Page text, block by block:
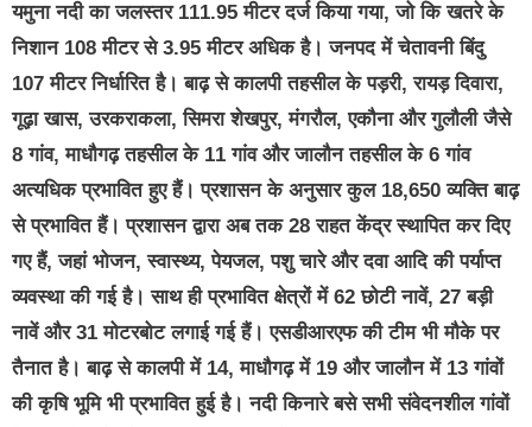
यमुना नदी का जलस्तर 111.95 मीटर दर्ज किया गया, जो कि खतरे के
निशान 108 मीटर से 3.95 मीटर अधिक है। जनपद में चेतावनी बिंदु
107 मीटर निर्धारित है। बाढ़ से कालपी तहसील के पड़री, रायड़ दिवारा,
गूढ़ा खास, उरकराकला, सिमरा शेखपुर, मंगरौल, एकौना और गुलौली जैसे
8 गांव, माधौगढ़ तहसील के 11 गांव और जालौन तहसील के 6 गांव
अत्यधिक प्रभावित हुए हैं। प्रशासन के अनुसार कुल 18,650 व्यक्ति बाढ़
से प्रभावित हैं। प्रशासन द्वारा अब तक 28 राहत केंद्र स्थापित कर दिए
गए हैं, जहां भोजन, स्वास्थ्य, पेयजल, पशु चारे और दवा आदि की पर्याप्त
व्यवस्था की गई है। साथ ही प्रभावित क्षेत्रों में 62 छोटी नावें, 27 बड़ी
नावें और 31 मोटरबोट लगाई गई हैं। एसडीआरएफ की टीम भी मौके पर
तैनात है। बाढ़ से कालपी में 14, माधौगढ़ में 19 और जालौन में 13 गांवों
की कृषि भूमि भी प्रभावित हुई है। नदी किनारे बसे सभी संवेदनशील गांवों